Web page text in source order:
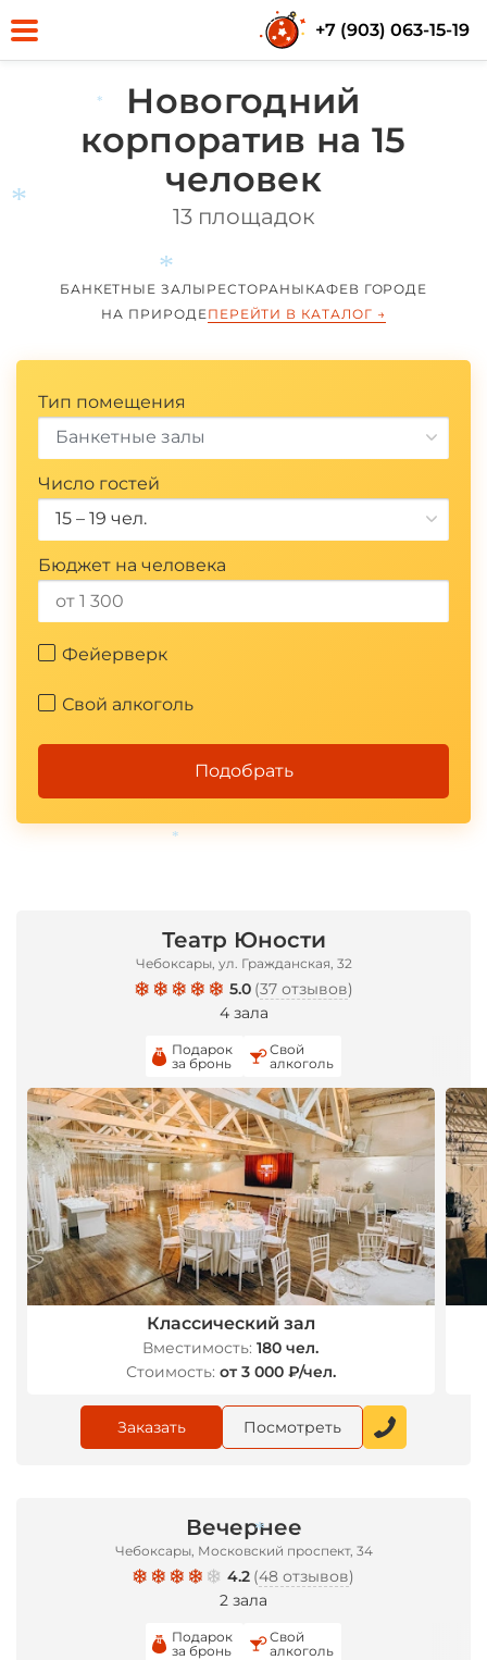
+7 (903) 063-15-19
Новогодний
корпоратив на 15
человек
13 площадок
БАНКЕТНЫЕ ЗАЛЫ РЕСТОРАНЫ КАФЕВ ГОРОДЕ
НА ПРИРОДЕПЕРЕЙТИ В КАТАЛОГ →
Тип помещения
Банкетные залы
Число гостей
15 – 19 чел.
Бюджет на человека
Фейерверк
Свой алкоголь
Подобрать
Театр Юности
Чебоксары, ул. Гражданская, 32
5.0 (37 отзывов)
4 зала
Подарок
за бронь
Свой
алкоголь
Классический зал
Вместимость: 180 чел.
Стоимость: от 3 000 ₽/чел.
Заказать Посмотреть
Вечернее
Чебоксары, Московский проспект, 34
4.2 (48 отзывов)
2 зала
Подарок
за бронь
Свой
алкоголь
*
*
*